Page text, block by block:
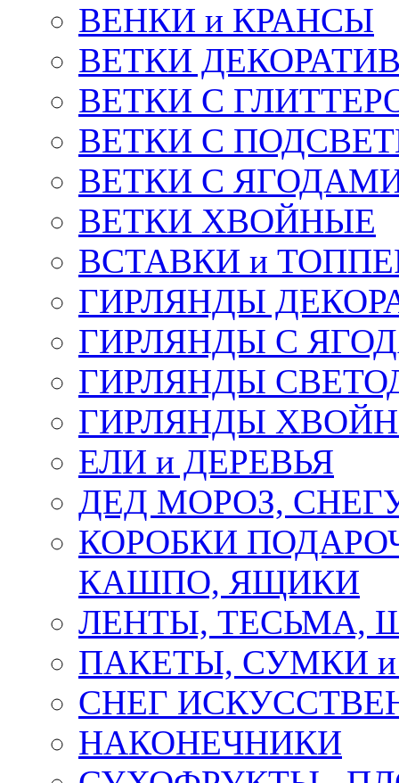
ВЕНКИ и КРАНСЫ
ВЕТКИ
ВЕТКИ С
ВЕТКИ С
ВЕТКИ С
ВЕТКИ ХВОЙНЫЕ
ВСТАВКИ и
ГИРЛЯНДЫ
ГИРЛЯНДЫ С
ГИРЛЯНДЫ
ГИРЛЯНДЫ
ЕЛИ и ДЕРЕВЬЯ
ДЕД МОРОЗ,
КОРОБКИ
КАШПО, ЯЩИКИ
ЛЕНТЫ, ТЕСЬМА,
ПАКЕТЫ, СУМКИ
СНЕГ
НАКОНЕЧНИКИ